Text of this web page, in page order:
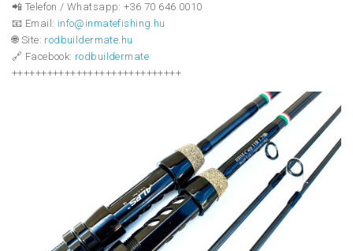
📲 Telefon / Whatsapp: +36 70 646 0010
📧 Email: info@inmatefishing.hu
🌐 Site: rodbuildermate.hu
🔗 Facebook: rodbuildermate
+++++++++++++++++++++++++++++